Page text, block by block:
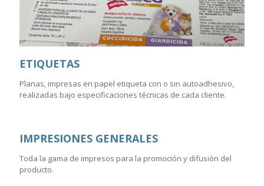
ETIQUETAS
Planas, impresas en papel etiqueta con o sin autoadhesivo,
realizadas bajo especificaciones técnicas de cada cliente.
IMPRESIONES GENERALES
Toda la gama de impresos para la promoción y difusión del
producto.